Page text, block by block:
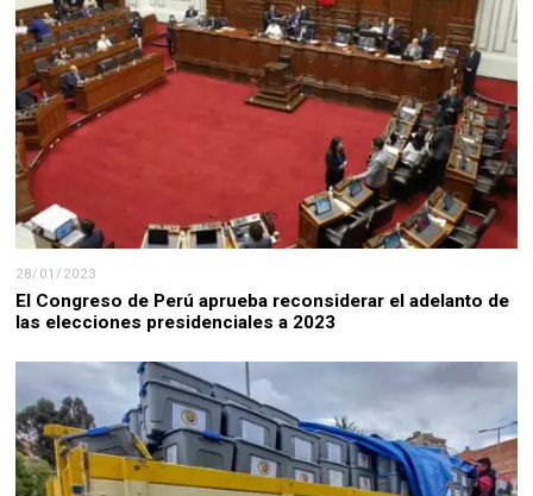
28/01/2023
El Congreso de Perú aprueba reconsiderar el adelanto de
las elecciones presidenciales a 2023